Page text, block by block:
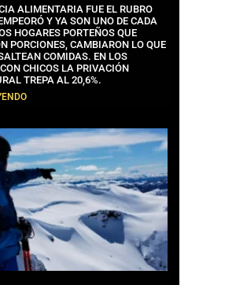
ALIMENTARIA FUE EL RUBRO
Y YA SON UNO DE CADA
HOGARES PORTEÑOS QUE
PORCIONES, CAMBIARON LO QUE
COMIDAS. EN LOS
CHICOS LA PRIVACIÓN
TREPA AL 20,6%.